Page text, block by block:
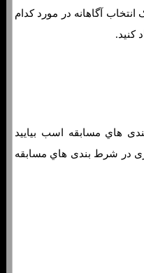
انتخاب آگاهانه در مورد کدام
کنید.
هاي‌ مسابقه اسب بیایید
در شرط بندی هاي‌ مسابقه